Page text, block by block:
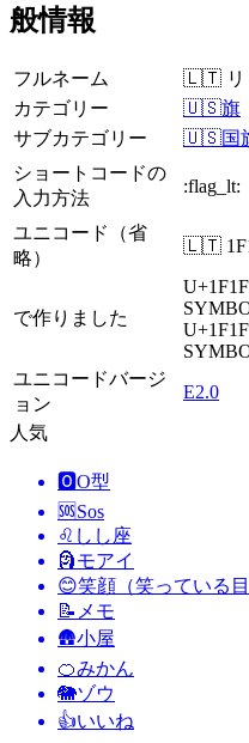
般情報
フルネーム
🇱🇹 リ
カテゴリー
🇺🇸旗
サブカテゴリー
🇺🇸国
ショートコードの
入力方法
:flag_lt:
ユニコード（省
略）
🇱🇹
で作りました
ユニコードバージ
ョン
E2.0
人気
🅾️O型
🆘Sos
♌ しし座
🗿モアイ
😊笑顔（笑っている目
📝 メモ
🛖小屋
🍊みかん
🐘ゾウ
👍いいね